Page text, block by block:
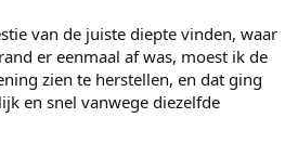
van de juiste diepte vinden, waar
er eenmaal af was, moest ik de
zien te herstellen, en dat ging
en snel vanwege diezelfde